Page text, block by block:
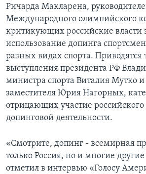
Ричарда Макларена,
Международного олимпийского
критикующих российские власти
использование допинга
разных видах спорта. Приводятся
выступления президента РФ
министра спорта Виталия Мутко
заместителя Юрия Нагорных,
отрицающих участие российского
допинговой деятельности.
«Смотрите, допинг - всемирная
только Россия, но и многие
отметил в интервью «Голосу